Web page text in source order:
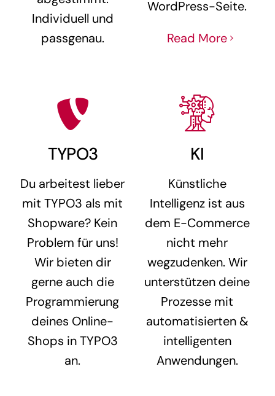
Individuell und
passgenau.
WordPress-Seite.
Read More
TYPO3
Du arbeitest lieber
mit TYPO3 als mit
Shopware? Kein
Problem für uns!
Wir bieten dir
gerne auch die
Programmierung
deines Online-
Shops in TYPO3
an.
KI
Künstliche
Intelligenz ist aus
dem E-Commerce
nicht mehr
wegzudenken. Wir
unterstützen deine
Prozesse mit
automatisierten &
intelligenten
Anwendungen.